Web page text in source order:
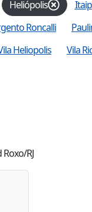
Heliópolis
Roncalli
Heliopolis
Vila
RJ